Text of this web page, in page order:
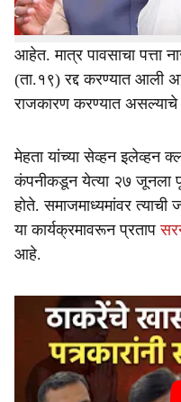
होरपळत असताना जनतेच्या
अशा 'ओल्या पार्ट्या' हाणून
आहेत. मात्र पावसाचा पत्ता
(ता.१९) रद्द करण्यात आली
राजकारण करण्यात असल्याचे
मेहता यांच्या सेव्हन इलेव्हन
कंपनीकडून येत्या २७ जूनला
होते. समाजमाध्यमांवर त्याची
या कार्यक्रमावरून प्रताप
आहे.